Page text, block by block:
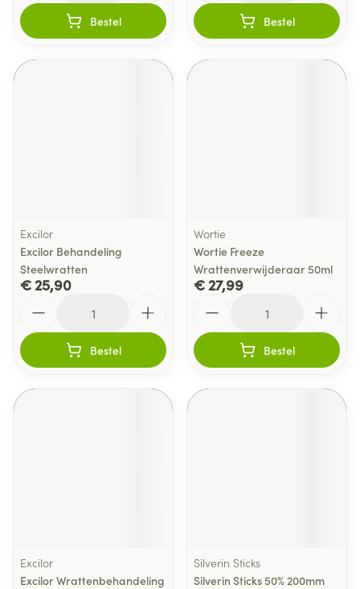
Bestel Bestel
Excilor
Excilor Behandeling
Steelwratten
€ 25,90
Bestel
Wortie
Wortie Freeze
Wrattenverwijderaar 50ml
€ 27,99
Bestel
Excilor
Excilor Wrattenbehandeling
Silverin Sticks
Silverin Sticks 50% 200mm